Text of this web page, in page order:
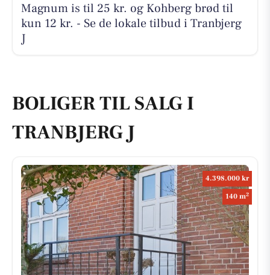
Magnum is til 25 kr. og Kohberg brød til
kun 12 kr. - Se de lokale tilbud i Tranbjerg
J
BOLIGER TIL SALG I
TRANBJERG J
4.398.000 kr
140 m2